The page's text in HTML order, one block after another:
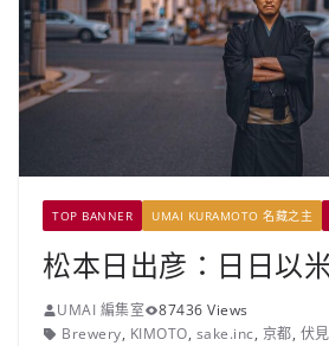
TOP BANNER UMAI KURAMOTO 名藏之主
松本日出彦：日日以
UMAI 編集室
87436 Views
Brewery, KIMOTO, sake.inc, 京都, 伏見